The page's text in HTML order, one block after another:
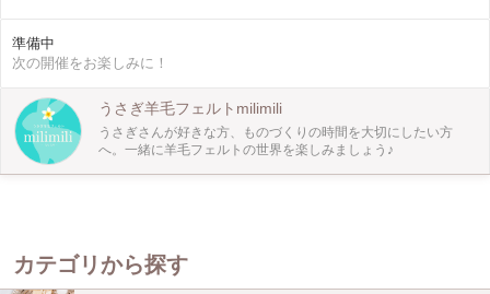
が苦手な方も安心してご参加いただけます。 定員4名様までの少人数レッスンな
ので、ゆったりと制作していただけます。 羊毛フェルト未経験の方も気軽にご
羊の毛を専用ニードルを使って チクチク刺していくことで 繊維が絡まり形を作
っていくクラフトです。 ✼••┈┈┈┈┈┈┈┈┈┈┈┈┈┈┈┈••✼ 【キットについて】 お申込
み確定後、メッセージにて下記内容をお知らせください。 ・立ち耳、たれ耳ど
ちらかご記入ください。 ・カラー ①フォーン②フロスティ③ライラック④オ
レンジ⑤ホワイト（赤目） うちの子ご希望の方は、 事前にうさぎさんのお
準備中
次の開催をお楽しみに！
うさぎ羊毛フェルトmilimili
うさぎさんが好きな方、ものづくりの時間を大切にしたい方
へ。一緒に羊毛フェルトの世界を楽しみましょう♪
カテゴリから探す